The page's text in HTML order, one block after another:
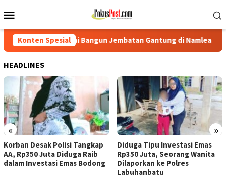
ke
Mobile
Konten Spesial
Bangun Jembatan Gantung di Namlea Ilath
HEADLINES
« »
Korban Desak Polisi Tangkap
AA, Rp350 Juta Diduga Raib
dalam Investasi Emas Bodong
Diduga Tipu Investasi Emas
Rp350 Juta, Seorang Wanita
Dilaporkan ke Polres
Labuhanbatu